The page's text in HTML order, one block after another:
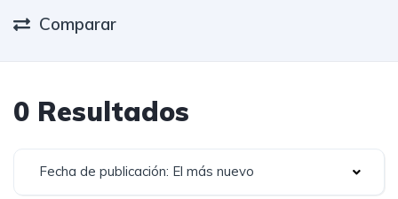
Comparar
0 Resultados
Fecha de publicación: El más nuevo